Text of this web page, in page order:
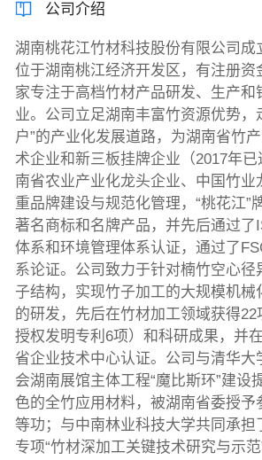
公司介绍
湖南桃花江竹材科技股份有限公司成
位于湖南桃江经济开发区，有注册资
家专注于高档竹材产品研发、生产和
业。公司立足湖南丰富竹资源优势，
户”的产业化发展道路，为湖南省竹
术企业和新三板挂牌企业（2017年
南省农业产业化龙头企业、中国竹业
重品牌建设与规范化管理，“桃花江”
著名商标和名牌产品，并先后通过了
体系和环境管理体系认证，通过了
系论证。公司致力于针对楠竹空心径
子结构，实现竹子加工的大规模机械
的研发，先后在竹材加工领域获得
授权发明专利6项）和科研成果，并
省企业技术中心认证。公司与清华大
会湖南展馆主体工程“魔比斯环”建设
色的全竹应用材料，被湖南省委授予
等功；与中南林业科技大学共同承担
专项“竹材深加工关键技术研究与示